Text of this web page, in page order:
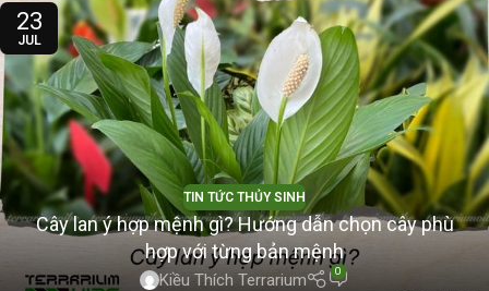
23
JUL
TIN TỨC THỦY SINH
Cây lan ý hợp mệnh gì? Hướng dẫn chọn cây phù
hợp với từng bản mệnh
Kiều Thích Terrarium 0